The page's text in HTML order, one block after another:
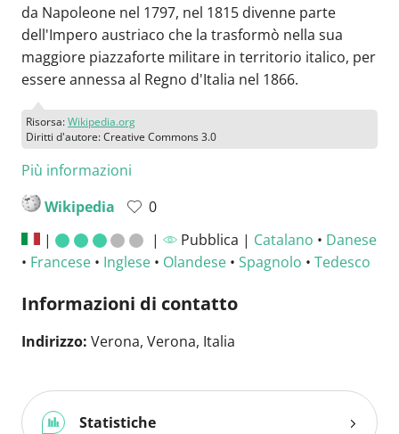
da Napoleone nel 1797, nel 1815 divenne parte
dell'Impero austriaco che la trasformò nella sua
maggiore piazzaforte militare in territorio italico, per
essere annessa al Regno d'Italia nel 1866.
Risorsa:Wikipedia.org
Diritti d'autore: Creative Commons 3.0
Più informazioni
Wikipedia
0
|
| Pubblica | Catalano • Danese
• Francese • Inglese • Olandese • Spagnolo • Tedesco
Informazioni di contatto
Indirizzo: Verona, Verona, Italia
Statistiche